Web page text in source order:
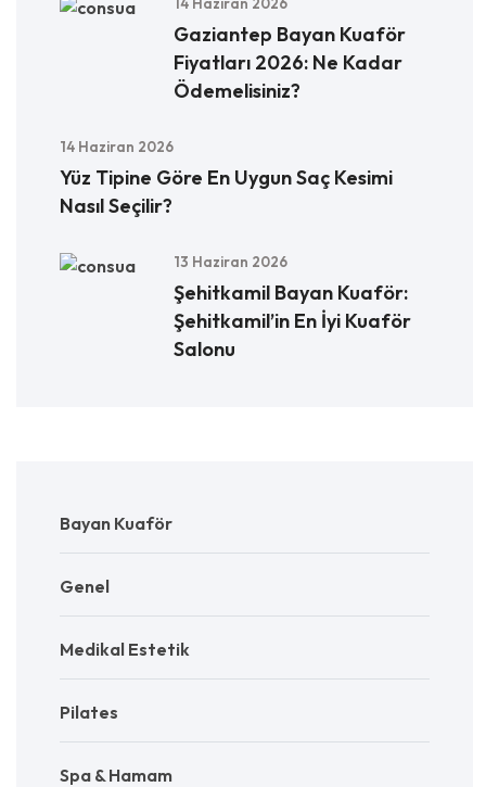
Gaziantep Bayan Kuaför
Fiyatları 2026: Ne Kadar
Ödemelisiniz?
14 Haziran 2026
Yüz Tipine Göre En Uygun Saç Kesimi
Nasıl Seçilir?
13 Haziran 2026
Şehitkamil Bayan Kuaför:
Şehitkamil’in En İyi Kuaför
Salonu
Bayan Kuaför
Genel
Medikal Estetik
Pilates
Spa & Hamam